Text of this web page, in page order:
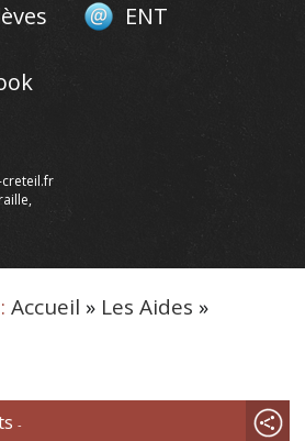
ENT
creteil.fr
Accueil » Les Aides »
-